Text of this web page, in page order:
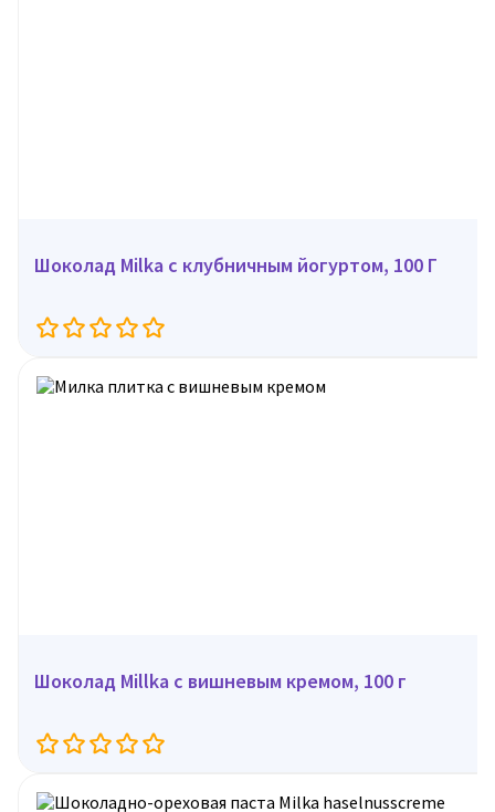
Шоколад Milka с клубничным йогуртом, 100 Г
Шоколад Millka c вишневым кремом, 100 г